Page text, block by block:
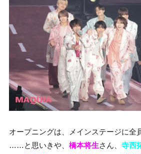
オープニングは、メインステージに
……と思いきや、 橋本将生さん、 寺西